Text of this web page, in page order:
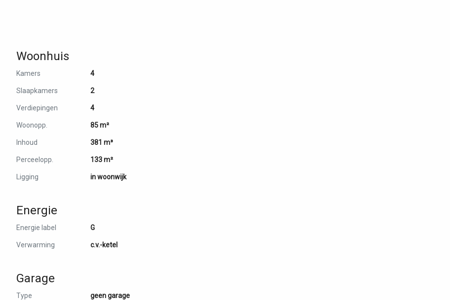
Woonhuis
Kamers 4
Slaapkamers 2
Verdiepingen 4
Woonopp. 85 m²
Inhoud 381 m³
Perceelopp. 133 m²
Ligging in woonwijk
Energie
Energie label G
Verwarming c.v.-ketel
Garage
Type geen garage